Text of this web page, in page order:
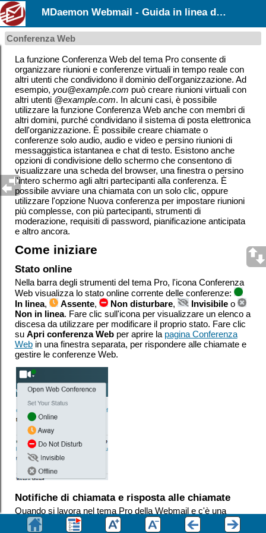
MDaemon Webmail - Guida in linea dell’utente
Conferenza Web
La funzione Conferenza Web del tema Pro consente di
organizzare riunioni e conferenze virtuali in tempo reale con
altri utenti che condividono il dominio dell'organizzazione. Ad
esempio, you@example.com può creare riunioni virtuali con
altri utenti @example.com. In alcuni casi, è possibile
utilizzare la funzione Conferenza Web anche con membri di
altri domini, purché condividano il sistema di posta elettronica
dell'organizzazione. È possibile creare chiamate o
conferenze solo audio, audio e video e persino riunioni di
messaggistica istantanea e chat di testo. Esistono anche
opzioni di condivisione dello schermo che consentono di
visualizzare una scheda del browser, una finestra o persino
l'intero schermo agli altri partecipanti alla conferenza. È
possibile avviare una chiamata con un solo clic, oppure
utilizzare l'opzione Nuova conferenza per impostare riunioni
più complesse, con più partecipanti, strumenti di
moderazione, requisiti di password, pianificazione anticipata
e altro ancora.
Come iniziare
Stato online
Nella barra degli strumenti del tema Pro, l'icona Conferenza
Web visualizza lo stato online corrente delle conferenze:
In linea, Assente, Non disturbare, Invisibile o
Non in linea. Fare clic sull'icona per visualizzare un elenco a
discesa da utilizzare per modificare il proprio stato. Fare clic
su Apri conferenza Webper aprire la pagina Conferenza
Webin una finestra separata, per rispondere alle chiamate e
gestire le conferenze Web.
Notifiche di chiamata e risposta alle chiamate
Quando si lavora nel tema Pro della Webmail e c'è una
chiamata in arrivo, l'icona Conferenza Web lampeggia e